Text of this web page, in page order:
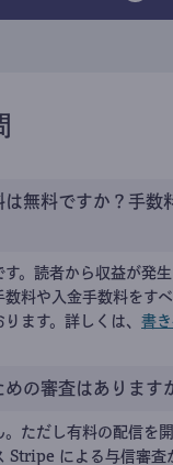
は無料ですか？手数
。読者から収益が発
数料や入金手数料をす
ます。詳しくは、 書
の審査はあります
。ただし有料の配信を
Stripe による与信審査